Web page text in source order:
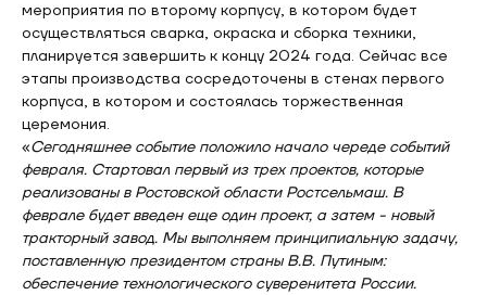
мероприятия по второму корпусу, в котором будет
осуществляться сварка, окраска и сборка техники,
планируется завершить к концу 2024 года. Сейчас все
этапы производства сосредоточены в стенах первого
корпуса, в котором и состоялась торжественная
церемония.
«Сегодняшнее событие положило начало череде событий
февраля. Стартовал первый из трех проектов, которые
реализованы в Ростовской области Ростсельмаш. В
феврале будет введен еще один проект, а затем - новый
тракторный завод. Мы выполняем принципиальную задачу,
поставленную президентом страны В.В. Путиным:
обеспечение технологического суверенитета России.